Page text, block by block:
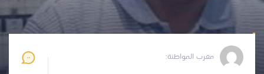
مغرب المواطنة: